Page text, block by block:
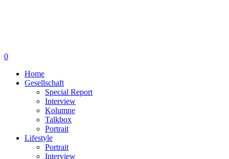
0
Home
Gesellschaft
Special Report
Interview
Kolumne
Talkbox
Portrait
Lifestyle
Portrait
Interview